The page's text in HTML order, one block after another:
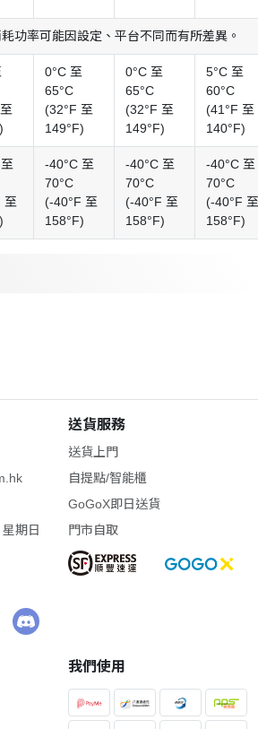
功率可能因設定、平台不同而有所差異。
0°C 至
65°C
(32°F 至
149°F)
0°C 至
65°C
(32°F 至
149°F)
5°C 至
60°C
(41°F 至
140°F)
至
-40°C 至
70°C
(-40°F 至
158°F)
-40°C 至
70°C
(-40°F 至
158°F)
-40°C 至
70°C
(-40°F 至
158°F)
期日
送貨服務
送貨上門
自提點/智能櫃
GoGoX即日送貨
門市自取
我們使用